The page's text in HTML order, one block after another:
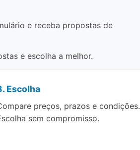
e receba propostas de
e escolha a melhor.
Escolha
preços, prazos e condições.
sem compromisso.